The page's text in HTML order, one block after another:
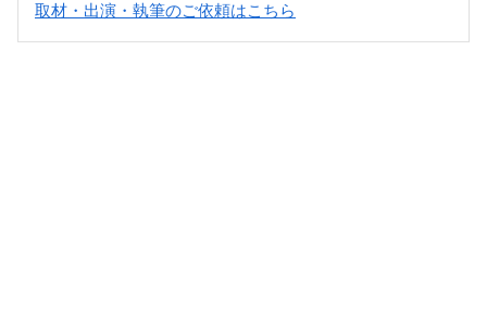
取材・出演・執筆のご依頼はこちら